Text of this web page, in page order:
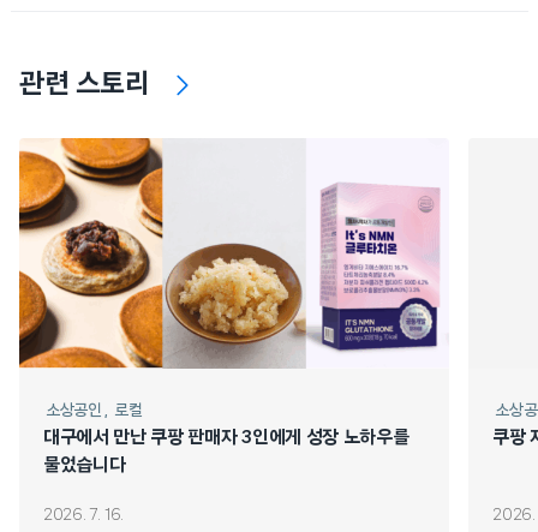
관련 스토리
소상공인 로컬
대구에서 만난 쿠팡 판매자 3인에게 성장 노하우를
물었습니다
2026. 7. 16.
소상
쿠팡
2026.